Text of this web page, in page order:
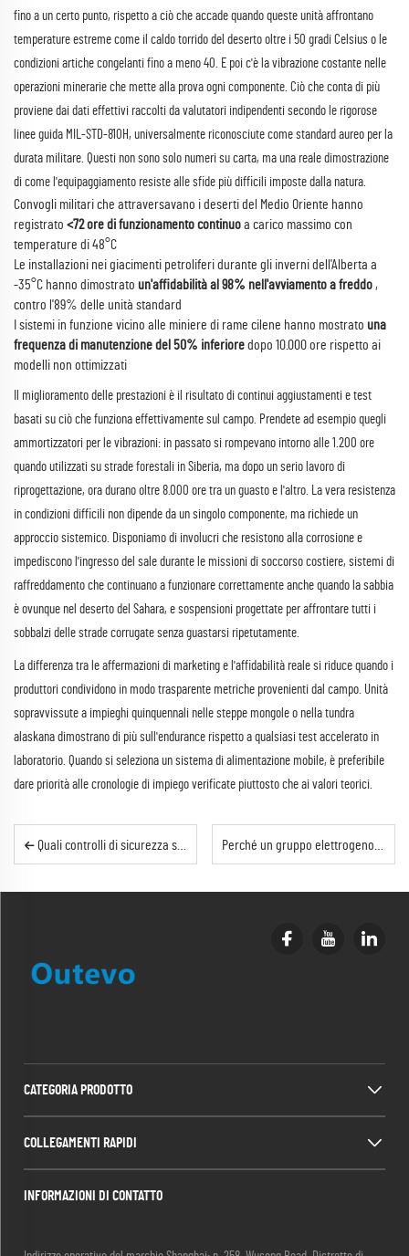
fino a un certo punto, rispetto a ciò che accade quando queste unità affrontano
temperature estreme come il caldo torrido del deserto oltre i 50 gradi Celsius o le
condizioni artiche congelanti fino a meno 40. E poi c'è la vibrazione costante nelle
operazioni minerarie che mette alla prova ogni componente. Ciò che conta di più
proviene dai dati effettivi raccolti da valutatori indipendenti secondo le rigorose
linee guida MIL-STD-810H, universalmente riconosciute come standard aureo per la
durata militare. Questi non sono solo numeri su carta, ma una reale dimostrazione
di come l'equipaggiamento resiste alle sfide più difficili imposte dalla natura.
Convogli militari che attraversavano i deserti del Medio Oriente hanno
registrato <72 ore di funzionamento continuoa carico massimo con
temperature di 48°C
Le installazioni nei giacimenti petroliferi durante gli inverni dell'Alberta a
-35°C hanno dimostrato un'affidabilità al 98% nell'avviamento a freddo ,
contro l'89% delle unità standard
I sistemi in funzione vicino alle miniere di rame cilene hanno mostrato una
frequenza di manutenzione del 50% inferioredopo 10.000 ore rispetto ai
modelli non ottimizzati
Il miglioramento delle prestazioni è il risultato di continui aggiustamenti e test
basati su ciò che funziona effettivamente sul campo. Prendete ad esempio quegli
ammortizzatori per le vibrazioni: in passato si rompevano intorno alle 1.200 ore
quando utilizzati su strade forestali in Siberia, ma dopo un serio lavoro di
riprogettazione, ora durano oltre 8.000 ore tra un guasto e l'altro. La vera resistenza
in condizioni difficili non dipende da un singolo componente, ma richiede un
approccio sistemico. Disponiamo di involucri che resistono alla corrosione e
impediscono l'ingresso del sale durante le missioni di soccorso costiere, sistemi di
raffreddamento che continuano a funzionare correttamente anche quando la sabbia
è ovunque nel deserto del Sahara, e sospensioni progettate per affrontare tutti i
sobbalzi delle strade corrugate senza guastarsi ripetutamente.
La differenza tra le affermazioni di marketing e l'affidabilità reale si riduce quando i
produttori condividono in modo trasparente metriche provenienti dal campo. Unità
sopravvissute a impieghi quinquennali nelle steppe mongole o nella tundra
alaskana dimostrano di più sull'endurance rispetto a qualsiasi test accelerato in
laboratorio. Quando si seleziona un sistema di alimentazione mobile, è preferibile
dare priorità alle cronologie di impiego verificate piuttosto che ai valori teorici.
Quali controlli di sicurezza sono necessari prima di utilizzare una torre faro mobile?
CATEGORIA PRODOTTO
COLLEGAMENTI RAPIDI
INFORMAZIONI DI CONTATTO